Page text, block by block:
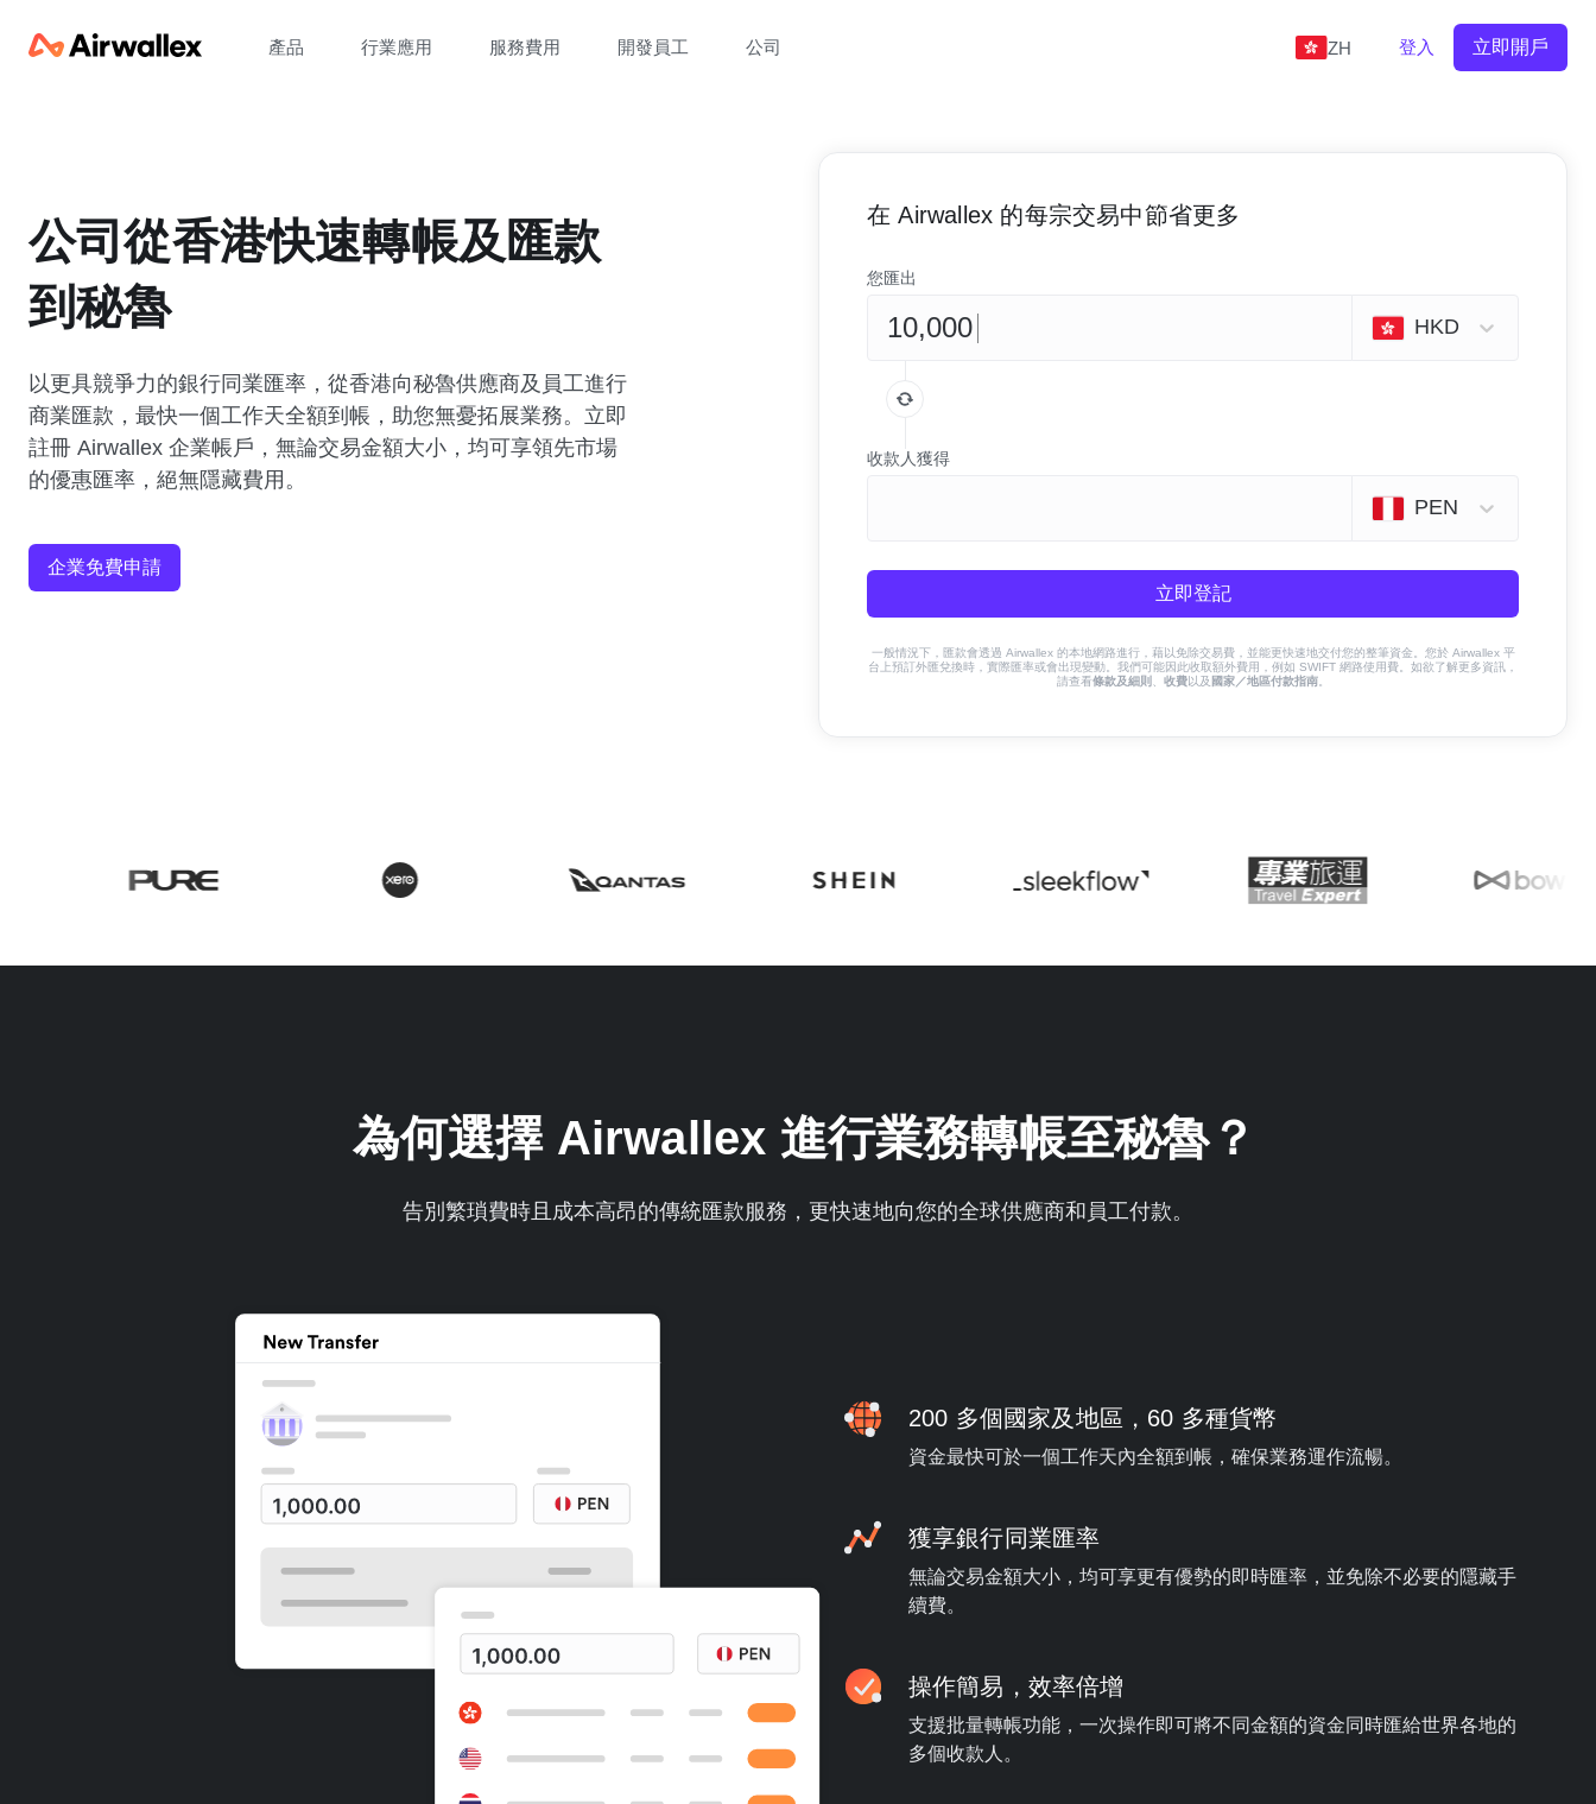
產品 行業應用 服務費用 開發員工 公司 ZH 登入 立即開戶
公司從香港快速轉帳及匯款
到秘魯
以更具競爭力的銀行同業匯率，從香港向秘魯供應商及員工進行
商業匯款，最快一個工作天全額到帳，助您無憂拓展業務。立即
註冊 Airwallex 企業帳戶，無論交易金額大小，均可享領先市場
的優惠匯率，絕無隱藏費用。
企業免費申請
在 Airwallex 的每宗交易中節省更多
您匯出
HKD
收款人獲得
PEN
立即登記
一般情況下，匯款會透過 Airwallex 的本地網路進行，藉以免除交易費，並能更快速地交付您的整筆資金。您於 Airwallex 平
台上預訂外匯兌換時，實際匯率或會出現變動。我們可能因此收取額外費用，例如 SWIFT 網路使用費。如欲了解更多資訊，
請查看條款及細則 收費以及 國家／地區付款指南。
為何選擇 Airwallex 進行業務轉帳至秘魯？
告別繁瑣費時且成本高昂的傳統匯款服務，更快速地向您的全球供應商和員工付款。
200 多個國家及地區，60 多種貨幣
資金最快可於一個工作天內全額到帳，確保業務運作流暢。
獲享銀行同業匯率
無論交易金額大小，均可享更有優勢的即時匯率，並免除不必要的隱藏手
續費。
操作簡易，效率倍增
支援批量轉帳功能，一次操作即可將不同金額的資金同時匯給世界各地的
多個收款人。